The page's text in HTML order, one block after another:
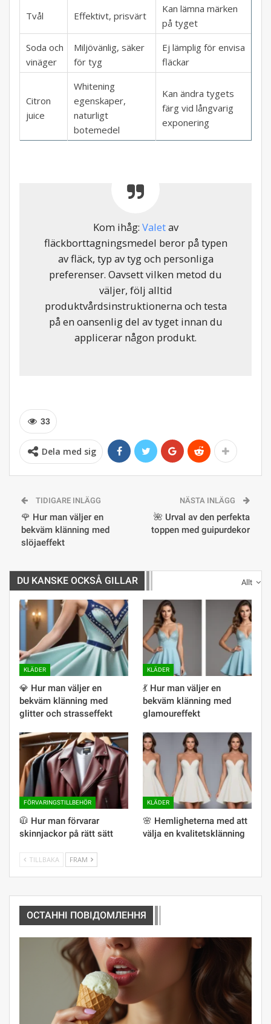
Tvål Effektivt, prisvärt
Kan lämna märken
på tyget
Soda och
vinäger
Miljövänlig, säker
för tyg
Ej lämplig för envisa
fläckar
Citron
juice
Whitening
egenskaper,
naturligt
botemedel
Kan ändra tygets
färg vid långvarig
exponering
Kom ihåg: Valetav
fläckborttagningsmedel beror på typen
av fläck, typ av tyg och personliga
preferenser. Oavsett vilken metod du
väljer, följ alltid
produktvårdsinstruktionerna och testa
på en oansenlig del av tyget innan du
applicerar någon produkt.
33
Dela med sig
TIDIGARE INLÄGG
🌹 Hur man väljer en
bekväm klänning med
slöjaeffekt
NÄSTA INLÄGG
🌺 Urval av den perfekta
toppen med guipurdekor
Allt
DU KANSKE OCKSÅ GILLAR
KLÄDER
💎 Hur man väljer en
bekväm klänning med
glitter och strasseffekt
KLÄDER
💃 Hur man väljer en
bekväm klänning med
glamoureffekt
FÖRVARINGSTILLBEHÖR
🧥 Hur man förvarar
skinnjackor på rätt sätt
KLÄDER
🌸 Hemligheterna med att
välja en kvalitetsklänning
TILLBAKA FRAM
ОСТАННІ ПОВІДОМЛЕННЯ